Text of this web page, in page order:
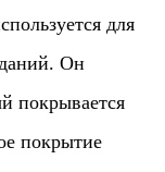
для
Он
покрывается
покрытие